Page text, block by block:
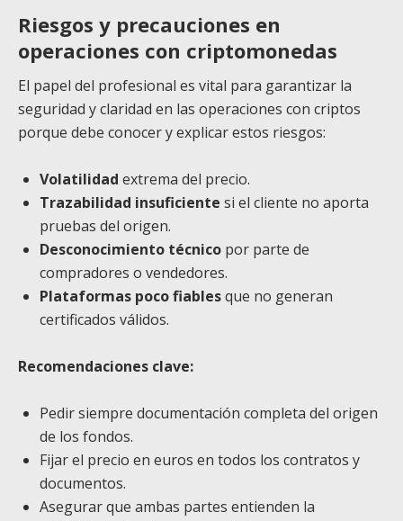
Riesgos y precauciones en
operaciones con criptomonedas
El papel del profesional es vital para garantizar la
seguridad y claridad en las operaciones con criptos
porque debe conocer y explicar estos riesgos:
Volatilidad extrema del precio.
Trazabilidad insuficiente si el cliente no aporta
pruebas del origen.
Desconocimiento técnico por parte de
compradores o vendedores.
Plataformas poco fiablesque no generan
certificados válidos.
Recomendaciones clave:
Pedir siempre documentación completa del origen
de los fondos.
Fijar el precio en euros en todos los contratos y
documentos.
Asegurar que ambas partes entienden la